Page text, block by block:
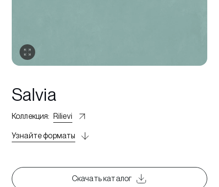
Salvia
Коллекция: Rilievi
Узнайте форматы
Скачать каталог